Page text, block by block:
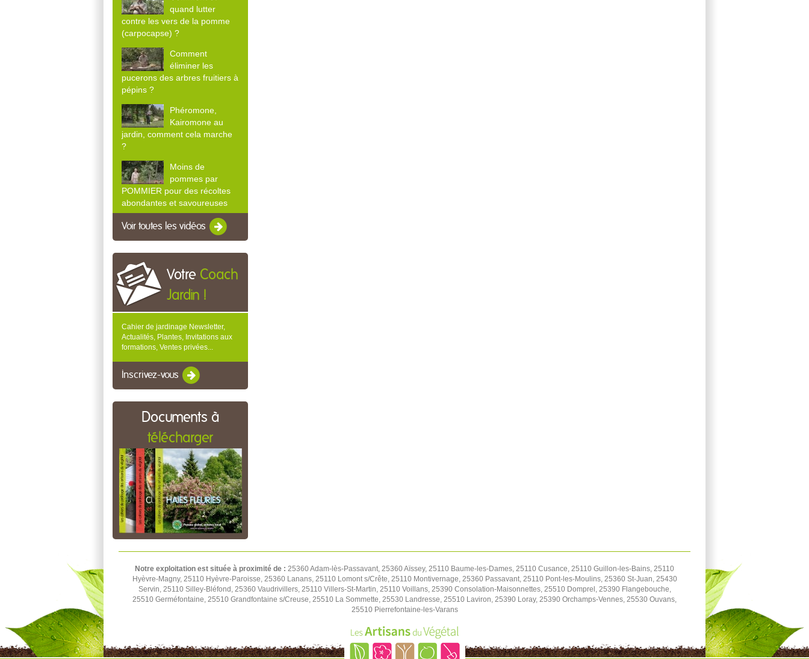
quand lutter
contre les vers de la pomme
(carpocapse) ?
Comment
éliminer les
pucerons des arbres fruitiers à
pépins ?
Phéromone,
Kairomone au
jardin, comment cela marche
?
Moins de
pommes par
POMMIER pour des récoltes
abondantes et savoureuses
Voir toutes les vidéos
Votre Coach
Jardin !
Cahier de jardinage Newsletter,
Actualités, Plantes, Invitations aux
formations, Ventes privées...
Inscrivez-vous
Documents à
télécharger
Notre exploitation est située à proximité de : 25360 Adam-lès-Passavant, 25360 Aïssey, 25110 Baume-les-Dames, 25110 Cusance, 25110 Guillon-les-Bains, 25110
Hyèvre-Magny, 25110 Hyèvre-Paroisse, 25360 Lanans, 25110 Lomont s/Crête, 25110 Montivernage, 25360 Passavant, 25110 Pont-les-Moulins, 25360 St-Juan, 25430
Servin, 25110 Silley-Bléfond, 25360 Vaudrivillers, 25110 Villers-St-Martin, 25110 Voillans, 25390 Consolation-Maisonnettes, 25510 Domprel, 25390 Flangebouche,
25510 Germéfontaine, 25510 Grandfontaine s/Creuse, 25510 La Sommette, 25530 Landresse, 25510 Laviron, 25390 Loray, 25390 Orchamps-Vennes, 25530 Ouvans,
25510 Pierrefontaine-les-Varans